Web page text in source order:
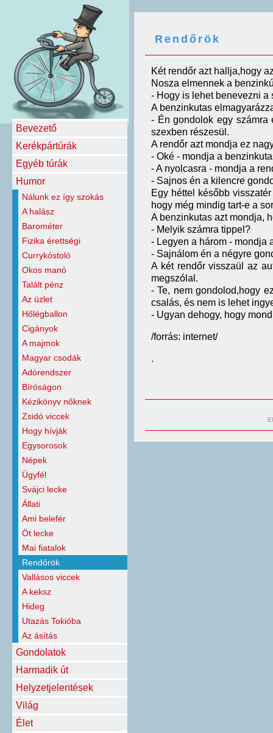
Bevezető
Kerékpártúrák
Egyéb túrák
Humor
Nálunk ez így szokás
A halász
Barométer
Fizika érettségi
Currykóstoló
Okos manó
Talált pénz
Az üzlet
Hőlégballon
Cigányok
A majmok
Magyar csodák
Adórendszer
Bíróságon
Kézikönyv nőknek
Zsidó viccek
Hogy hívják
Egysorosok
Népek
Ügyfél
Svájci lecke
Állati
Ami belefér
Öt lecke
Mai fiatalok
Rendőrök
Vallásos viccek
A keksz
Hideg
Utazás Tokióba
Az ásítás
Gondolatok
Harmadik út
Helyzetjelentések
Világ
Élet
Rendőrök
Két rendőr azt hallja,hogy
Nosza elmennek a
- Hogy is lehet benevezni a
A benzinkutas
- Én gondolok egy számra
szexben részesül.
A rendőr azt mondja ez
- Oké - mondja a
- A nyolcasra - mondja a
- Sajnos én a kilencre
Egy héttel később
hogy még mindig tart-e a
A benzinkutas azt mondja,
- Melyik számra tippel?
- Legyen a három - mondja
- Sajnálom én a négyre
A két rendőr visszaül az
megszólal.
- Te, nem gondolod,hogy
csalás, és nem is lehet
- Ugyan dehogy, hogy
/forrás: internet/
.